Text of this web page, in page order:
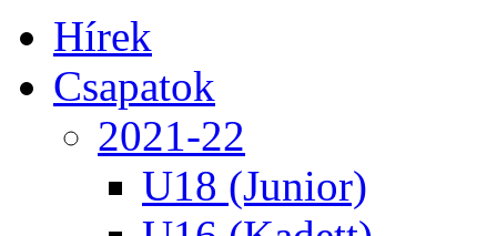
Hírek
Csapatok
2021-22
U18 (Junior)